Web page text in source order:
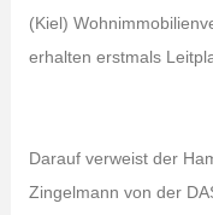
(Kiel)
erhalten erstmals
Darauf verweist der
Zingelmann von der